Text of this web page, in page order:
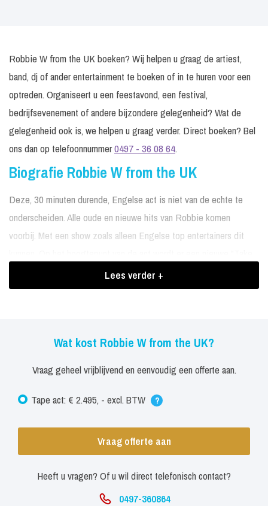
Robbie W from the UK boeken? Wij helpen u graag de artiest,
band, dj of ander entertainment te boeken of in te huren voor een
optreden. Organiseert u een feestavond, een festival,
bedrijfsevenement of andere bijzondere gelegenheid? Wat de
gelegenheid ook is, we helpen u graag verder. Direct boeken? Bel
ons dan op telefoonnummer0497 - 36 08 64.
Biografie Robbie W from the UK
Deze, 30 minuten durende, Engelse act is niet van de echte te
onderscheiden. Alle oude en nieuwe hits van Robbie komen
voorbij. Met een show zoals alleen Engelse top entertainers dit
That" op het podium geformeerd met mensen uit het publiek.
Boekingen Robbie W from the UK
was: "It's great, i'm very flattered. It's bloody hard work being me!".
Lees verder +
Wat kost Robbie W from the UK?
Vraag geheel vrijblijvend en eenvoudig een offerte aan.
Tape act: € 2.495, - excl. BTW ?
Vraag offerte aan
Heeft u vragen? Of u wil direct telefonisch contact?
0497-360864